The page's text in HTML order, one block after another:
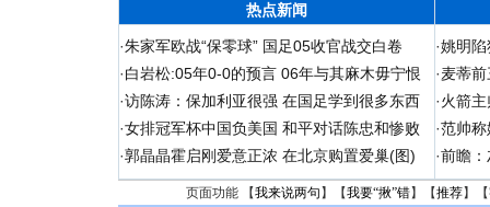
热点新闻
·朱家军欧战“保零球” 国足05收官战交白卷
·白岩松:05年0-0的预言 06年与其麻木毋宁恨
·访陈涛：保加利亚很强 在国足学到很多东西
·女排冠军杯中国负美国 和平对话陈忠和惨败
·郭晶晶霍启刚爱意正浓 在北京购置爱巢(图)
·姚明
·麦蒂
·火箭
·范帅
·前瞻
页面功能 【我来说两句 】【我要“揪”错】【推荐】